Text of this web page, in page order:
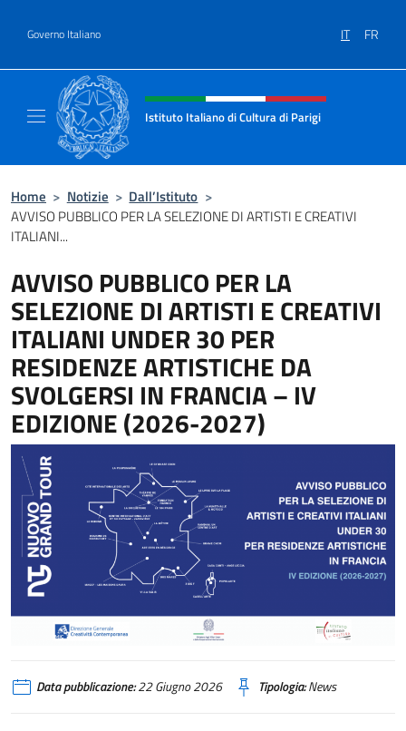
Governo Italiano IT FR
Intestazione sito, social e menù
Istituto Italiano di Cultura di Parigi
Home > Notizie > Dall’Istituto >
AVVISO PUBBLICO PER LA SELEZIONE DI ARTISTI E CREATIVI
ITALIANI...
AVVISO PUBBLICO PER LA
SELEZIONE DI ARTISTI E CREATIVI
ITALIANI UNDER 30 PER
RESIDENZE ARTISTICHE DA
SVOLGERSI IN FRANCIA – IV
EDIZIONE (2026-2027)
Data pubblicazione:22 Giugno 2026 Tipologia:News